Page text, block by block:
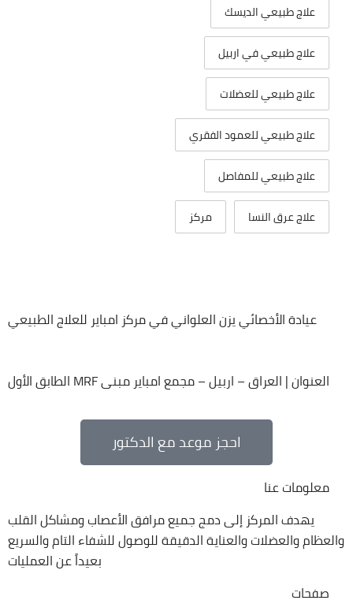
علاج طبيعي الديسك
علاج طبيعي في اربيل
علاج طبيعي للعضلات
علاج طبيعي للعمود الفقري
علاج طبيعي للمفاصل
علاج عرق النسا
مركز
عيادة الأخصائي يزن العلواني في مركز امباير للعلاج الطبيعي
العنوان | العراق – اربيل – مجمع امباير مبنى MRF الطابق الأول
احجز موعد مع الدكتور
معلومات عنا
يهدف المركز إلى دمج جميع مرافق الأعصاب ومشاكل القلب
والعظام والعضلات والعناية الدقيقة للوصول للشفاء التام والسريع
بعيداً عن العمليات
صفحات